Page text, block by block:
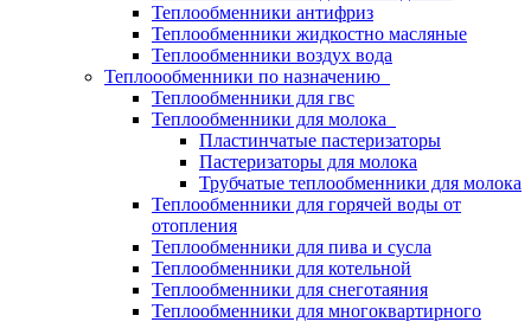
Теплообменники антифриз
Теплообменники жидкостно масляные
Теплообменники воздух вода
Теплоообменники по назначению
Теплообменники для гвс
Теплообменники для молока
Пластинчатые пастеризаторы
Пастеризаторы для молока
Трубчатые теплообменники для молока
Теплообменники для горячей воды от
отопления
Теплообменники для пива и сусла
Теплообменники для котельной
Теплообменники для снеготаяния
Теплообменники для многоквартирного